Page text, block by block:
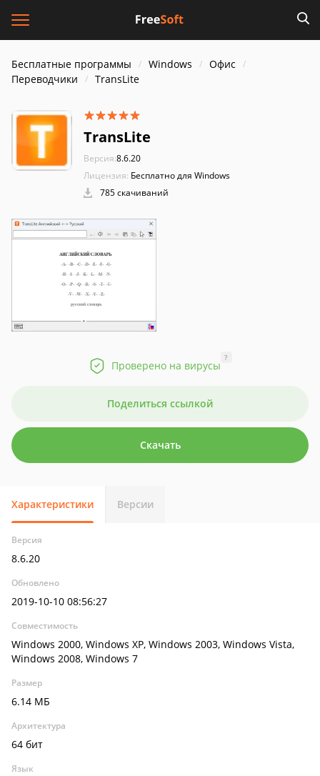
Бесплатные программы Windows
Офис
Переводчики
TransLite
TransLite
Версия:8.6.20
Лицензия: Бесплатно для Windows
785 скачиваний
Проверено на вирусы
?
Поделиться ссылкой
Скачать
Характеристики Версии
Версия
8.6.20
Обновлено
2019-10-10 08:56:27
Совместимость
Windows 2000, Windows XP, Windows 2003, Windows Vista,
Windows 2008, Windows 7
Размер
6.14 МБ
Архитектура
64 бит
Язык